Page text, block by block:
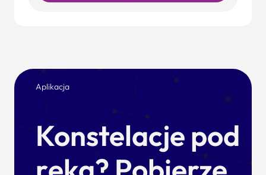
Aplikacja
Konstelacje pod